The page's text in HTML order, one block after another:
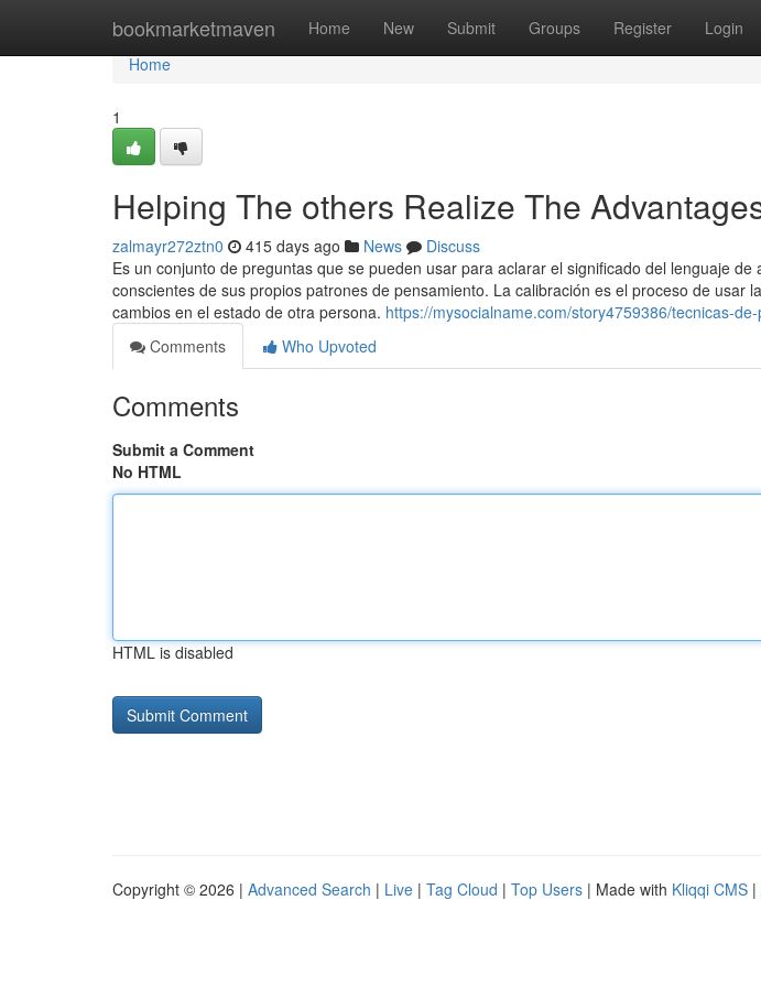
bookmarketmaven Home New Submit Groups Register Login
Home
Home
1
Helping The others Realize The
zalmayr272ztn0 415 days ago News
Discuss
Es un conjunto de preguntas que se pueden usar para aclarar el significado del lenguaje de
conscientes de sus propios patrones de pensamiento. La calibración es el proceso de usar
cambios en el estado de otra persona. https://mysocialname.com/story4759386/tecnicas-
Comments
Who Upvoted
Comments
Submit a Comment
No HTML
HTML is disabled
Copyright © 2026 | Advanced Search | Live | Tag Cloud | Top Users | Made with Kliqqi CMS |